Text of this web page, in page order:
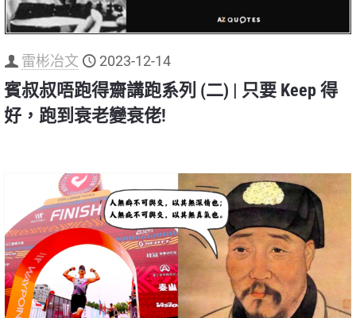
雷彬冶文 2023-12-14
賓叔叔唔跑得齋講跑系列 (二) | 只要 Keep 得
好，跑到衰老變衰佬!